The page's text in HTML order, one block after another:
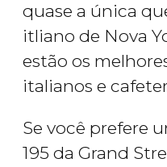
quase a única
itliano de Nova
estão os
italianos e
Se você prefere
195 da Grand